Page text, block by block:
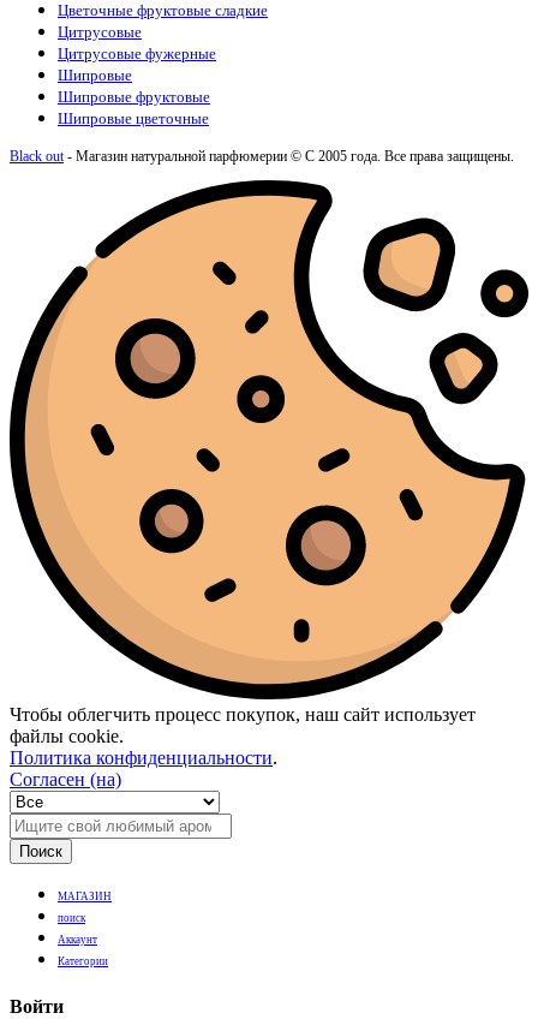
Цветочные фруктовые сладкие
Цитрусовые
Цитрусовые фужерные
Шипровые
Шипровые фруктовые
Шипровые цветочные
Black out- Магазин натуральной парфюмерии © С 2005 года. Все права защищены.
Чтобы облегчить процесс покупок, наш сайт использует
файлы cookie.
Политика конфиденциальности.
Согласен (на)
Поиск
МАГАЗИН
поиск
Аккаунт
Категории
Войти